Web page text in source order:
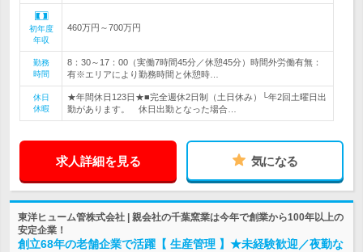
初年度
年収
460万円～700万円
勤務
時間
8：30～17：00（実働7時間45分／休憩45分）時間外労働有無：
有※エリアにより勤務時間と休憩時…
休日
休暇
★年間休日123日★■完全週休2日制（土日休み）└年2回土曜日出
勤があります。 休日出勤となった場合…
求人詳細を見る 気になる
東洋ヒューム管株式会社 | 親会社の千葉窯業は今年で創業から100年以上の
安定企業！
創立68年の老舗企業で活躍【 生産管理 】★未経験歓迎／夜勤な